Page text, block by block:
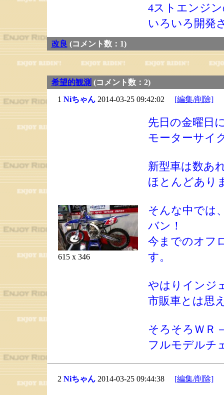
4ストエンジ
いろいろ開発
改良 (コメント数：1)
希望的観測 (コメント数：2)
1 Niちゃん2014-03-25 09:42:02 [編集/削除]
615 x 346
先日の金曜日
モーターサイ
新型車は数あ
ほとんどあり
そんな中では
バン！
今までのオフ
す。
やはりインジ
市販車とは思
そろそろＷＲ
フルモデルチ
2 Niちゃん2014-03-25 09:44:38 [編集/削除]